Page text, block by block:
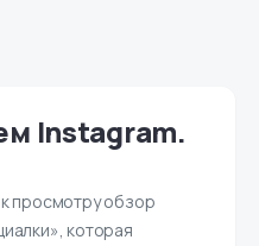
Instagram.
просмотру обзор
которая